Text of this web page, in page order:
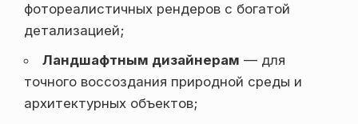
фотореалистичных рендеров с богатой
детализацией;
Ландшафтным дизайнерам — для
точного воссоздания природной среды и
архитектурных объектов;